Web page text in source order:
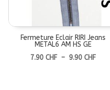
Fermeture Eclair RIRI Jeans
METAL6 AM HS GE
7.90CHF – 9.90CHFPlage